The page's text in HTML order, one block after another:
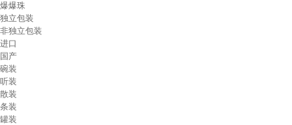
爆爆珠
独立包装
非独立包装
进口
国产
碗装
听装
散装
条装
罐装